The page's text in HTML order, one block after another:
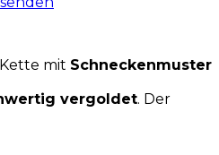
mit Schneckenmuster
vergoldet. Der